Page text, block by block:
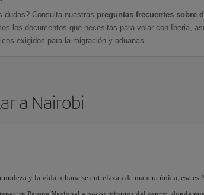
dudas? Consulta nuestras preguntas frecuentes sobre
los documentos que necesitas para volar con Iberia,
exigidos para la migración y aduanas.
a Nairobi
y la vida urbana se entrelazan de manera única, esa es